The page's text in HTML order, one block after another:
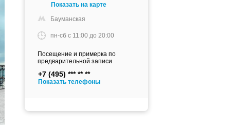
Показать на карте
Бауманская
пн-сб c 11:00 до 20:00
Посещение и примерка по
предварительной записи
+7 (495)
Показать телефоны